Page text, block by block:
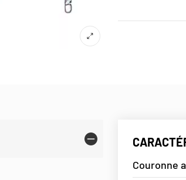
Couronne